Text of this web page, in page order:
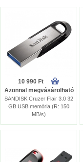
10 990 Ft
Azonnal megvásárolható
SANDISK Cruzer Flair 3.0 32
GB USB memória (R: 150
MB/s)